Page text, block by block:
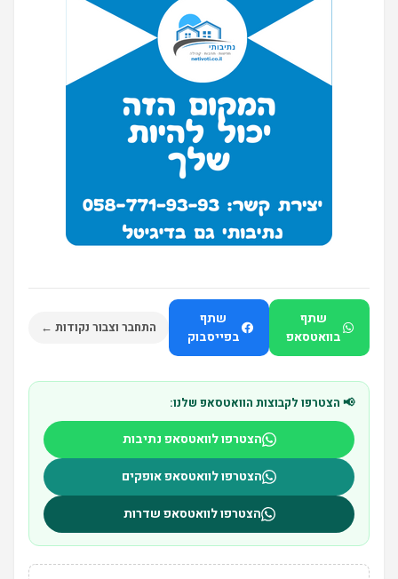
שתף
בוואטסאפ
שתף
בפייסבוק
התחבר וצבור נקודות ←
📢 הצטרפו לקבוצות הוואטסאפ שלנו:
הצטרפו לוואטסאפ נתיבות
הצטרפו לוואטסאפ אופקים
הצטרפו לוואטסאפ שדרות